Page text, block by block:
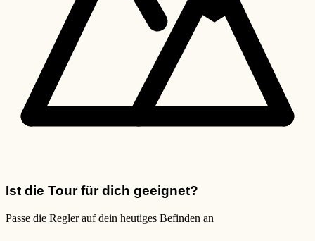
Ist die Tour für dich geeignet?
Passe die Regler auf dein heutiges Befinden an